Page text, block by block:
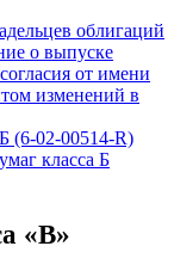
облигаций
о выпуске
от имени
изменений в
(6-02-00514-R)
класса Б
«В»